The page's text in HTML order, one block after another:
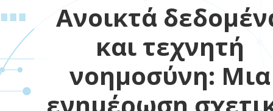
Ανοικτά
και τεχνητή
νοημοσύνη: Μια